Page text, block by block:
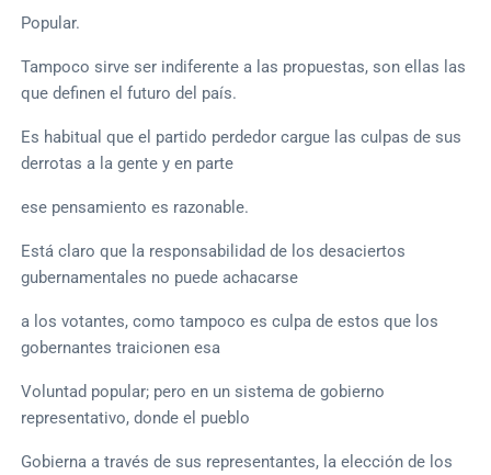
Popular.
Tampoco sirve ser indiferente a las propuestas, son ellas las
que definen el futuro del país.
Es habitual que el partido perdedor cargue las culpas de sus
derrotas a la gente y en parte
ese pensamiento es razonable.
Está claro que la responsabilidad de los desaciertos
gubernamentales no puede achacarse
a los votantes, como tampoco es culpa de estos que los
gobernantes traicionen esa
Voluntad popular; pero en un sistema de gobierno
representativo, donde el pueblo
Gobierna a través de sus representantes, la elección de los